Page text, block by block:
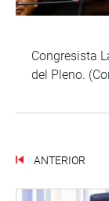
Congresista
del Pleno.
ANTERIOR